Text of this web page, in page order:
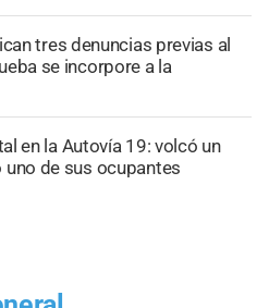
tres denuncias previas al
se incorpore a la
en la Autovía 19: volcó un
de sus ocupantes